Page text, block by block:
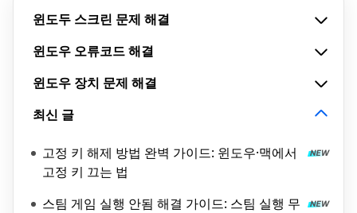
윈도두 스크린 문제 해결
윈도우 오류코드 해결
윈도우 장치 문제 해결
최신 글
고정 키 해제 방법 완벽 가이드: 윈도우·맥에서
고정 키 끄는 법
스팀 게임 실행 안됨 해결 가이드: 스팀 실행 무